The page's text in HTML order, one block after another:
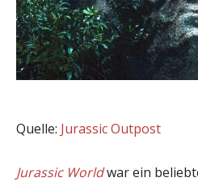
Quelle: Jurassic Outpost
Jurassic Worldwar ein